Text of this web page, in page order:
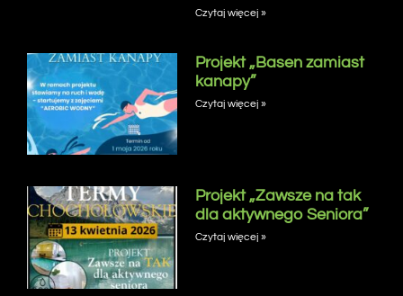
Czytaj więcej »
Projekt „Basen zamiast
kanapy”
Czytaj więcej »
Projekt „Zawsze na tak
dla aktywnego Seniora”
Czytaj więcej »